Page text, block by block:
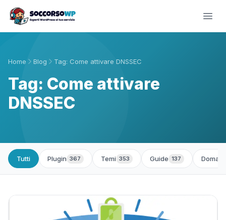
Home Blog Tag: Come attivare DNSSEC
Tag: Come attivare
DNSSEC
Tutti Plugin 367 Temi 353 Guide 137